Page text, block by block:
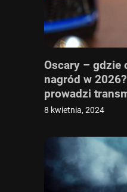
Oscary – gdzie
nagród w
prowadzi
online i w TV
8 kwietnia, 2024